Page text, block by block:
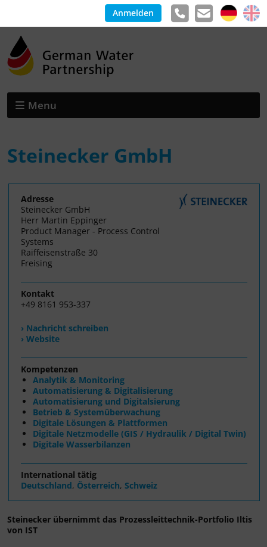
Anmelden
Menu
Steinecker GmbH
Adresse
Steinecker GmbH
Herr Martin Eppinger
Product Manager - Process Control
Systems
Raiffeisenstraße 30
Freising
Kontakt
+49 8161 953-337
› Nachricht schreiben
› Website
Kompetenzen
Analytik & Monitoring
Automatisierung & Digitalisierung
Automatisierung und Digitalsierung
Betrieb & Systemüberwachung
Digitale Lösungen & Plattformen
Digitale Netzmodelle (GIS / Hydraulik / Digital Twin)
Digitale Wasserbilanzen
International tätig
Deutschland, Österreich, Schweiz
Steinecker übernimmt das Prozessleittechnik-Portfolio Iltis
von IST